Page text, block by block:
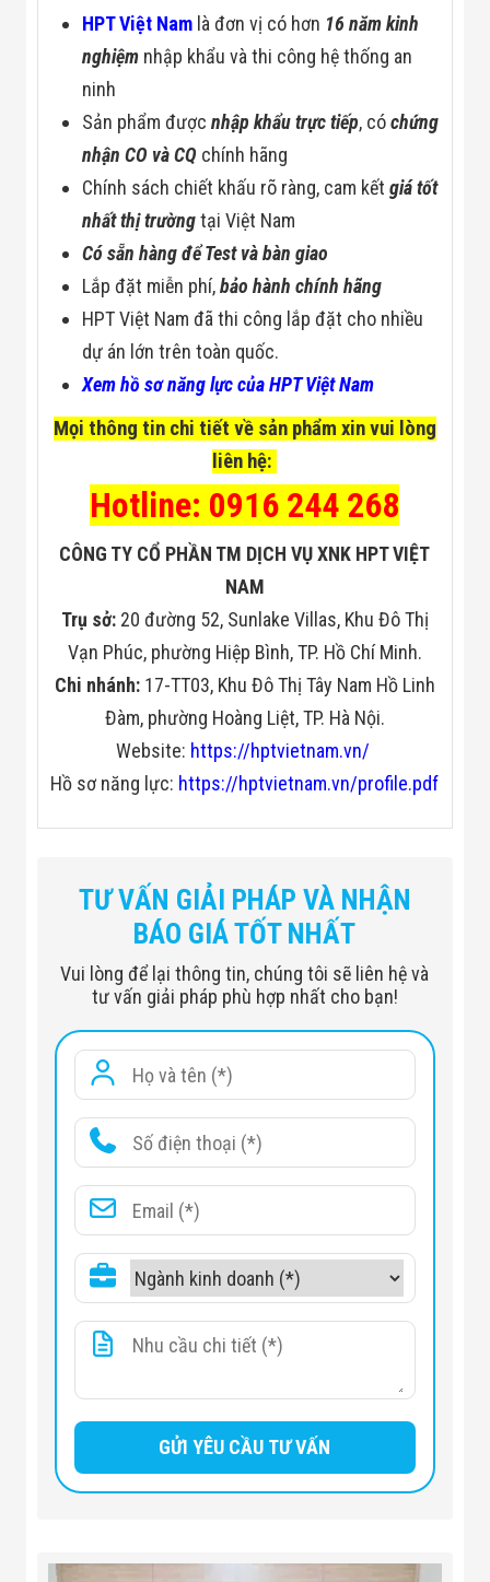
HPT Việt Nam là đơn vị có hơn 16 năm kinh
nghiệm nhập khẩu và thi công hệ thống an
ninh
Sản phẩm đượcnhập khẩu trực tiếp, cóchứng
nhận CO và CQ chính hãng
Chính sách chiết khấu rõ ràng, cam kếtgiá tốt
nhất thị trườngtại Việt Nam
Có sẵn hàng để Test và bàn giao
Lắp đặt miễn phí,bảo hành chính hãng
HPT Việt Nam đã thi công lắp đặt cho nhiều
dự án lớn trên toàn quốc.
Xem hồ sơ năng lực của HPT Việt Nam
Mọi thông tin chi tiết về sản phẩm xin vui lòng
liên hệ:
Hotline: 0916 244 268
CÔNG TY CỔ PHẦN TM DỊCH VỤ XNK HPT VIỆT
NAM
Trụ sở: 20 đường 52, Sunlake Villas, Khu Đô Thị
Vạn Phúc, phường Hiệp Bình, TP. Hồ Chí Minh.
Chi nhánh:17-TT03, Khu Đô Thị Tây Nam Hồ Linh
Đàm, phường Hoàng Liệt, TP. Hà Nội.
Website: https://hptvietnam.vn/
Hồ sơ năng lực: https://hptvietnam.vn/profile.pdf
Height of Transmission Belt
700 mm
Wire Resolution
38AWG
Penetrate Definition
34 AWG
Penetration
Monitor
21.5 inch LED
System Function
Film Safety
ASA/ISO1600 standard of
X-ray System
Tube Voltage
100KV
Cooling
Seal oil cooling/ 100%
Single Inspection Dosage Rate≤1.0 μ Gy
Radiation Leak Dosage
0.1 μ Gy/h (5cm from the
InstallationSpecification
L2120mm × W980mm ×
Package Size
L2240mm × W1170mm ×
Console Desk Size
L805mm × W900mm ×
Power Consumption
1 kVA
TƯ VẤN GIẢI PHÁP VÀ NHẬN
BÁO GIÁ TỐT NHẤT
Vui lòng để lại thông tin, chúng tôi sẽ liên hệ và
tư vấn giải pháp phù hợp nhất cho bạn!